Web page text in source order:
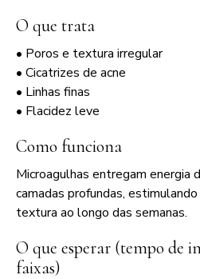
O que trata
• Poros e textura irregular
• Cicatrizes de acne
• Linhas finas
• Flacidez leve
Como funciona
Microagulhas entregam energia
camadas profundas,
textura ao longo das semanas.
O que esperar (tempo de
faixas)